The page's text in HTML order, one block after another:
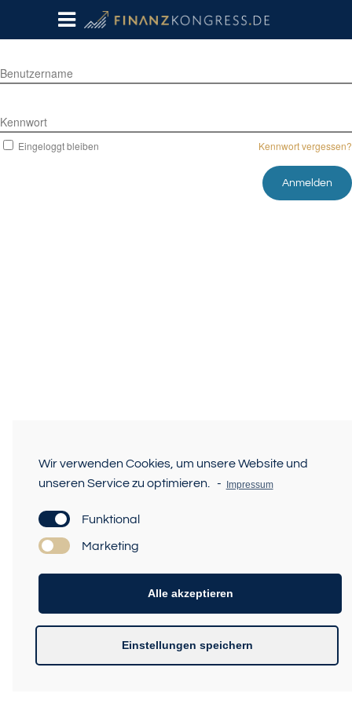
Benutzername
Kennwort
Eingeloggt bleiben Kennwort vergessen?
Wir verwenden Cookies, um unsere Website und
unseren Service zu optimieren. - Impressum
Funktional
Marketing
Alle akzeptieren
Einstellungen speichern